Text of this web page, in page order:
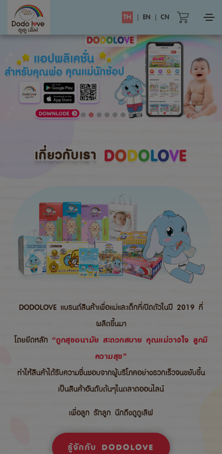
TH | EN | CN
เกี่ยวกับเรา
DODOLOVE แบรนด์สินค้าเพื่อแม่และเด็กที่เปิดตัวในปี 2019 ที่
ผลิตขึ้นมา
โดยยึดหลัก “ถูกสุขอนามัย สะดวกสบาย คุณแม่วางใจ ลูกมี
ความสุข”
ทำให้สินค้าได้รับความชื่นชอบจากผู้บริโภคอย่างรวกเร็วจนขยับขึ้น
เป็นสินค้าอันดับต้นๆในตลาดออนไลน์
เพื่อลูก รักลูก นึกถึงดูดูเลิฟ
รู้จักกับ DODOLOVE